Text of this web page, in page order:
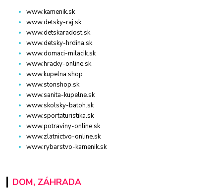
www.kamenik.sk
www.detsky-raj.sk
www.detskaradost.sk
www.detsky-hrdina.sk
www.domaci-milacik.sk
www.hracky-online.sk
www.kupelna.shop
www.stonshop.sk
www.sanita-kupelne.sk
www.skolsky-batoh.sk
www.sportaturistika.sk
www.potraviny-online.sk
www.zlatnictvo-online.sk
www.rybarstvo-kamenik.sk
DOM, ZÁHRADA